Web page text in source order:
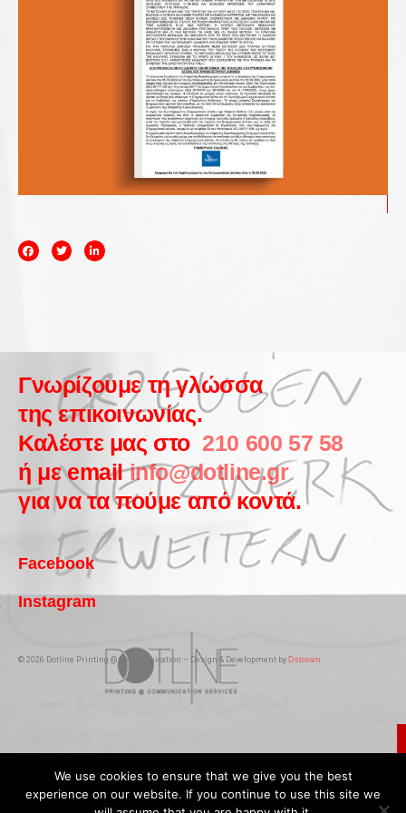
Γνωρίζουμε τη γλώσσα
της επικοινωνίας.
Καλέστε μας στο 210 600 57 58
ή με emailinfo@dotline.gr
για να τα πούμε από κοντά.
Facebook
Instagram
© 2026 Dotline Printing @ Communication – Design & Development by Dstream
We use cookies to ensure that we give you the best
experience on our website. If you continue to use this site we